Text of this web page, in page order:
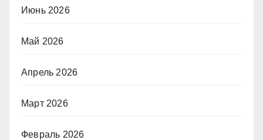
Июнь 2026
Май 2026
Апрель 2026
Март 2026
Февраль 2026